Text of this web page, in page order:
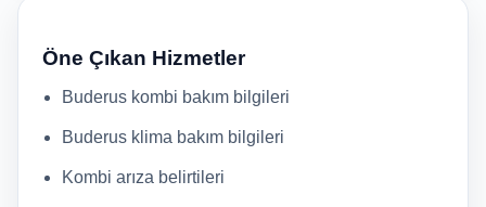
Öne Çıkan Hizmetler
Buderus kombi bakım bilgileri
Buderus klima bakım bilgileri
Kombi arıza belirtileri